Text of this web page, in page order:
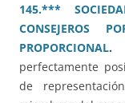
145.***
CONSEJEROS
PROPORCIONAL.
perfectamente
de